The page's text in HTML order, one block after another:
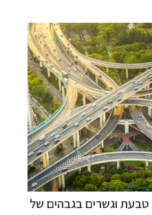
טבעת וגשרים בגבהים של